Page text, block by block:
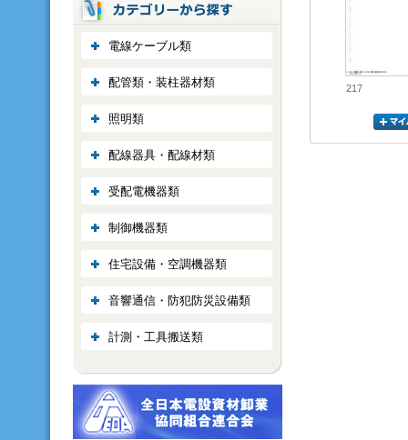
217
電線ケーブル類
配管類・装柱器材類
照明類
配線器具・配線材類
受配電機器類
制御機器類
住宅設備・空調機器類
音響通信・防犯防災設備類
計測・工具搬送類